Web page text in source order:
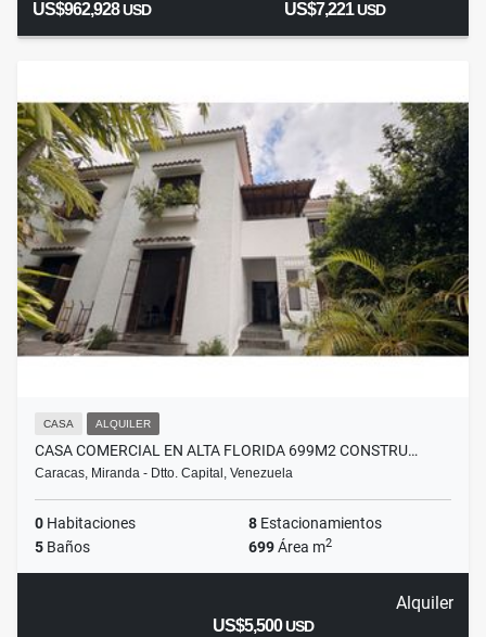
US$962,928USD US$7,221USD
CASA ALQUILER
CASA COMERCIAL EN ALTA FLORIDA 699M2 CONSTRU…
Caracas, Miranda - Dtto. Capital, Venezuela
0 Habitaciones 8 Estacionamientos
5 Baños 699Área m2
Alquiler
US$5,500USD